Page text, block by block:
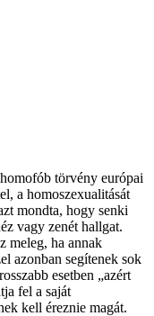
törvény európai
a homoszexualitását
mondta, hogy senki
vagy zenét hallgat.
meleg, ha annak
azonban segítenek sok
esetben „azért
fel a saját
kell éreznie magát.